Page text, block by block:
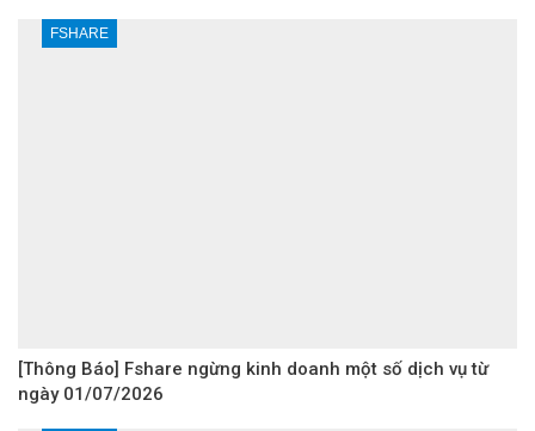
FSHARE
[Thông Báo] Fshare ngừng kinh doanh một số dịch vụ từ
ngày 01/07/2026